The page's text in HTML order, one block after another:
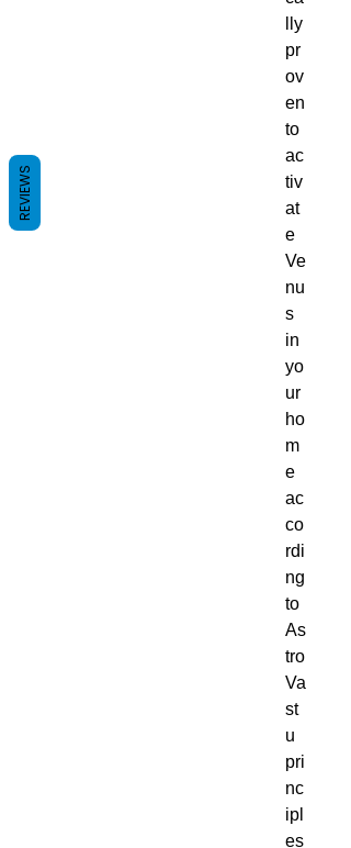
lly
pr
ov
en
to
ac
tiv
at
e
Ve
nu
s
in
yo
ur
ho
m
e
ac
co
rdi
ng
to
As
tro
Va
st
u
pri
nc
ipl
es
REVIEWS